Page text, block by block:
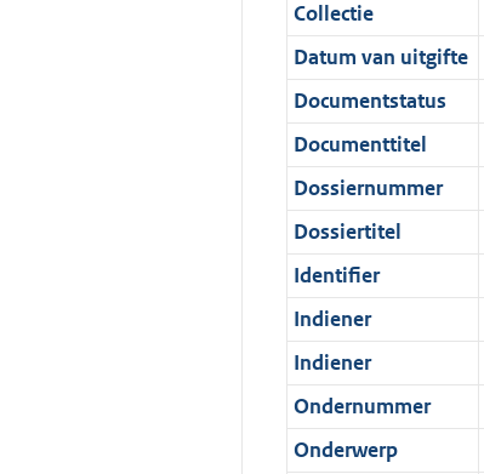
i
e
i
n
f
o
r
m
a
a
t
4
2
K
b
t
i
e
i
n
f
o
r
m
a
a
t
:
1
0
K
b
a
t
i
e
i
n
f
o
r
m
a
a
t
e
:
4
K
b
c
a
t
i
e
i
n
f
o
r
m
a
a
t
t
e
:
2
K
b
Collectie
Datum van uitgifte
Documentstatus
Documenttitel
Dossiernummer
Dossiertitel
Identifier
Indiener
Indiener
Ondernummer
Onderwerp